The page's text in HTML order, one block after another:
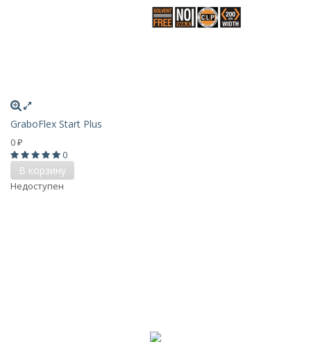
GraboFlex Start Plus
0 ₽
0
В корзину
Недоступен